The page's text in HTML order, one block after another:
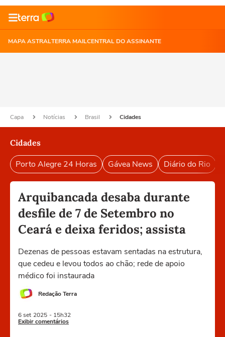
MAPA ASTRALTERRA MAILCENTRAL DO ASSINANTE
Capa Notícias Brasil Cidades
Cidades
Porto Alegre 24 Horas Gávea News Diário do Rio
Arquibancada desaba durante
desfile de 7 de Setembro no
Ceará e deixa feridos; assista
Dezenas de pessoas estavam sentadas na estrutura,
que cedeu e levou todos ao chão; rede de apoio
médico foi instaurada
Redação Terra
6 set 2025 - 15h32
Exibir comentários